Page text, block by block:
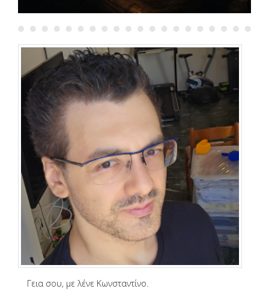
Γεια σου, με λένε Κωνσταντίνο.